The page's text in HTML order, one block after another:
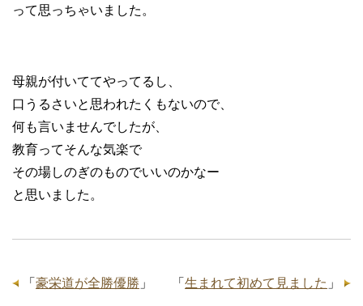
って思っちゃいました。
母親が付いててやってるし、
口うるさいと思われたくもないので、
何も言いませんでしたが、
教育ってそんな気楽で
その場しのぎのものでいいのかなー
と思いました。
「 生まれて初めて見ました 」
「 豪栄道が全勝優勝 」